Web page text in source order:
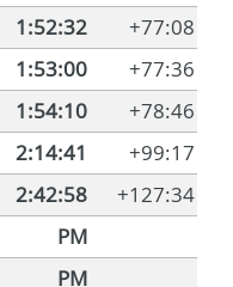
1:52:32
+77:08
1:53:00
+77:36
1:54:10
+78:46
2:14:41
+99:17
2:42:58
+127:34
PM
PM